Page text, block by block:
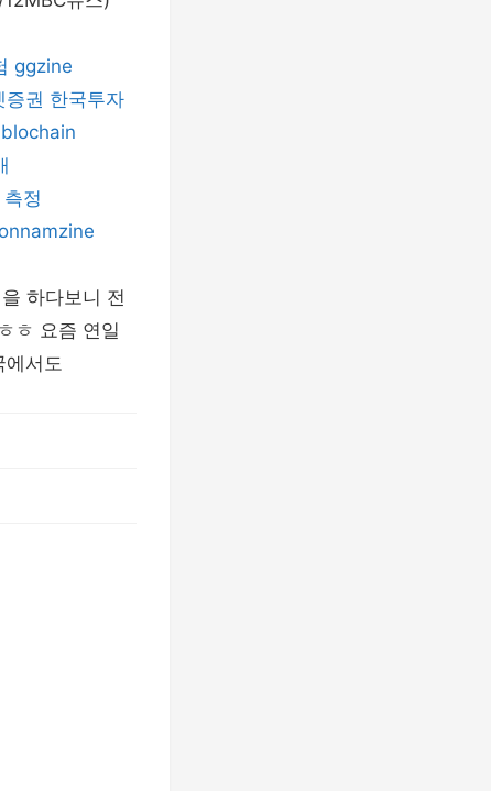
ggzine
증권 한국투자
blochain
정
하다보니 전
ㅎ 요즘 연일
에서도